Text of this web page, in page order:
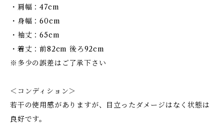
・肩幅：47cm
・身幅：60cm
・袖丈：65cm
・着丈：前82cm 後ろ92cm
※多少の誤差はご了承下さい
＜コンディション＞
若干の使用感がありますが、目立ったダメージはなく状態は
良好です。